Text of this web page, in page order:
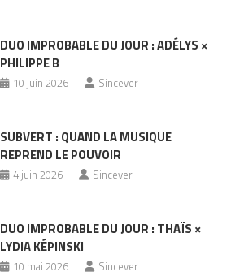
DUO IMPROBABLE DU JOUR : ADÉLYS ×
PHILIPPE B
10 juin 2026 Sincever
SUBVERT : QUAND LA MUSIQUE
REPREND LE POUVOIR
4 juin 2026 Sincever
DUO IMPROBABLE DU JOUR : THAÏS ×
LYDIA KÉPINSKI
10 mai 2026 Sincever